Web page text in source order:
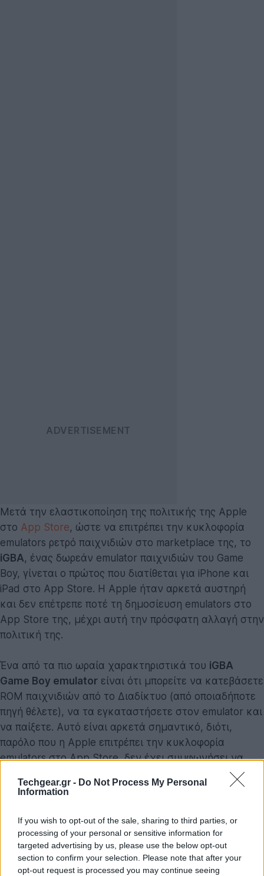
Techgear.gr - Do Not Process My Personal
Information
If you wish to opt-out of the sale, sharing to third parties, or
processing of your personal or sensitive information for
targeted advertising by us, please use the below opt-out
section to confirm your selection. Please note that after your
opt-out request is processed you may continue seeing
Μετά την ελαστικοποίηση της πολιτικής της Apple
στο App Store, ώστε να επιτρέπει την κυκλοφορία
emulators ρετρό παιχνιδιών στο marketplace της, το
iGBA, ένας δωρεάν emulator παιχνιδιών του Game
Boy, γίνεται ο πρώτος που διατίθεται για iPhone και
iPad στο App Store. Η Apple ήταν αρκετά αυστηρή
και δεν επέτρεπε ποτέ τη δημοσίευση emulators στο
App Store της, μέχρι αυτή την πρόσφατη αλλαγή στην
πολιτική της.
Ένα από τα πιο ωραία χαρακτηριστικά του iGBA
Game Boy emulator είναι ότι μπορείτε να κατεβάσετε
ROM παιχνιδιών από το Διαδίκτυο (από οποιαδήποτε
πηγή θέλετε), να τα εγκαταστήσετε στον emulator και
να παίξετε. Αυτό είναι αρκετά σημαντικό, διότι,
παρόλο που η Apple επιτρέπει την κυκλοφορία
emulators στο App Store, δεν έχει συμφωνήσει να
επιτρέψει τη λήψη ROMs από εξωτερικές πηγές και τη
χρήση τους σε emulators.